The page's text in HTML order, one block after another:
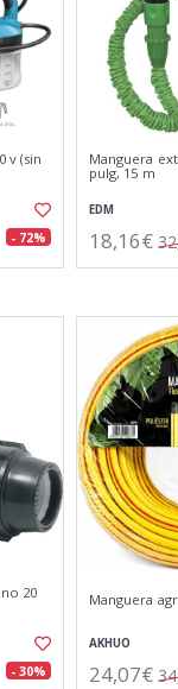
v (sin
- 72%
Manguera
pulg, 15 m
EDM
18,16€
20
- 30%
Manguera
AKHUO
24,07€